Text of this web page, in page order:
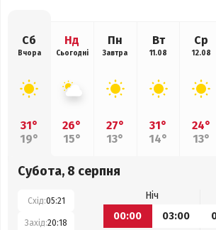
Сб
Вчора
31°
19°
Нд
Сьогодні
26°
15°
Пн
Завтра
27°
13°
Вт
11.08
31°
14°
Ср
12.08
24°
13°
Субота, 8 серпня
Схід:05:21
Захід:20:18
Ніч
00:00
03:00